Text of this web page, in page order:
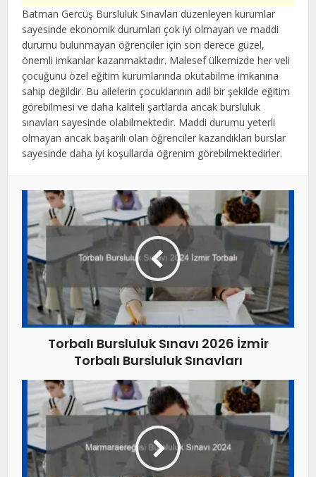
alan
boş
bırakılmalıdır
Batman Gercüş Bursluluk Sınavları düzenleyen kurumlar
sayesinde ekonomik durumları çok iyi olmayan ve maddi
durumu bulunmayan öğrenciler için son derece güzel,
önemli imkanlar kazanmaktadır. Malesef ülkemizde her veli
çocuğunu özel eğitim kurumlarında okutabilme imkanına
sahip değildir. Bu ailelerin çocuklarının adil bir şekilde eğitim
görebilmesi ve daha kaliteli şartlarda ancak bursluluk
sınavları sayesinde olabilmektedir. Maddi durumu yeterli
olmayan ancak başarılı olan öğrenciler kazandıkları burslar
sayesinde daha iyi koşullarda öğrenim görebilmektedirler.
Torbalı Bursluluk Sınavı 2026 İzmir
Torbalı Bursluluk Sınavları